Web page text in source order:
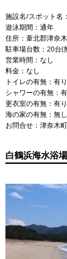
施設名/スポット名
遊泳期間：通年
住所：葦北郡津奈
駐車場台数：20台(
営業時間：なし
料金：なし
トイレの有無：有り
シャワーの有無：
更衣室の有無：有り
海の家の有無：無し
お問合せ：津奈木
白鶴浜海水浴